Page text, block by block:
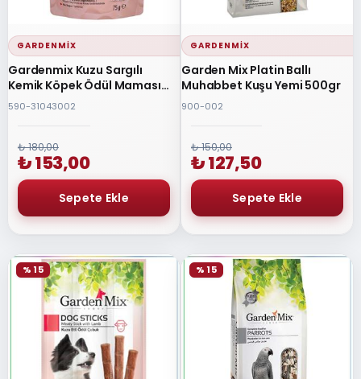
GARDENMIX
Gardenmix Kuzu Sargılı
Kemik Köpek Ödül Maması
75gr
590-31043002
₺ 180,00
₺ 153,00
GARDENMIX
Garden Mix Platin Ballı
Muhabbet Kuşu Yemi 500gr
900-002
₺ 150,00
₺ 127,50
% 15 % 15